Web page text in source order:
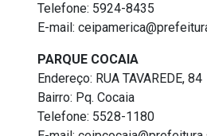
Telefone: 5924-8435
E-mail:
PARQUE COCAIA
Endereço: RUA TAVAREDE, 84
Bairro: Pq. Cocaia
Telefone: 5528-1180